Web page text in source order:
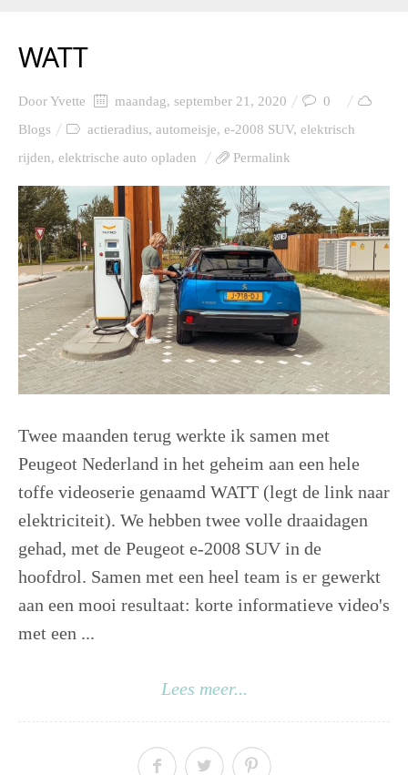
WATT
DoorYvette maandag, september 21, 2020
0
Blogs
actieradius, automeisje, e-2008 SUV, elektrisch
rijden, elektrische auto opladen Permalink
Twee maanden terug werkte ik samen met
Peugeot Nederland in het geheim aan een hele
toffe videoserie genaamd WATT (legt de link naar
elektriciteit). We hebben twee volle draaidagen
gehad, met de Peugeot e-2008 SUV in de
hoofdrol. Samen met een heel team is er gewerkt
aan een mooi resultaat: korte informatieve video's
met een ...
Lees meer...